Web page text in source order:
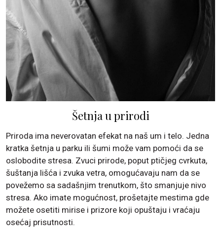
Šetnja u prirodi
Priroda ima neverovatan efekat na naš um i telo. Jedna
kratka šetnja u parku ili šumi može vam pomoći da se
oslobodite stresa. Zvuci prirode, poput ptičjeg cvrkuta,
šuštanja lišća i zvuka vetra, omogućavaju nam da se
povežemo sa sadašnjim trenutkom, što smanjuje nivo
stresa. Ako imate mogućnost, prošetajte mestima gde
možete osetiti mirise i prizore koji opuštaju i vraćaju
osećaj prisutnosti.